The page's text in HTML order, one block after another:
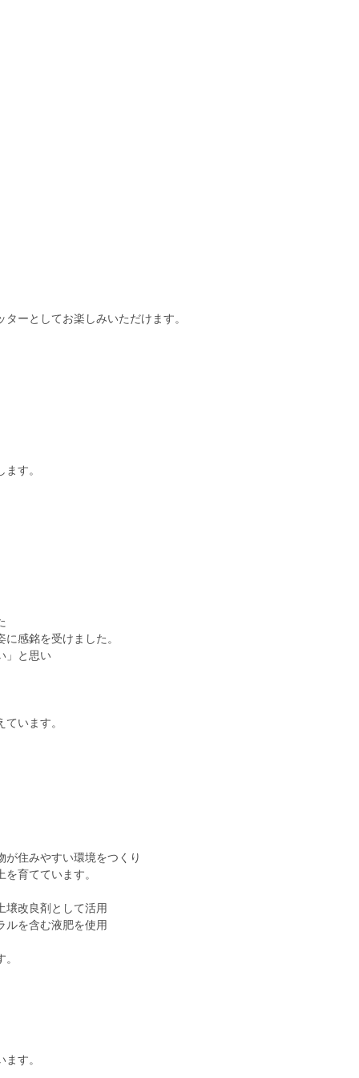
ーとしてお楽しみいただけます。
す。
感銘を受けました。
」と思い
います。
が住みやすい環境をつくり
育てています。
壌改良剤として活用
ルを含む液肥を使用
す。